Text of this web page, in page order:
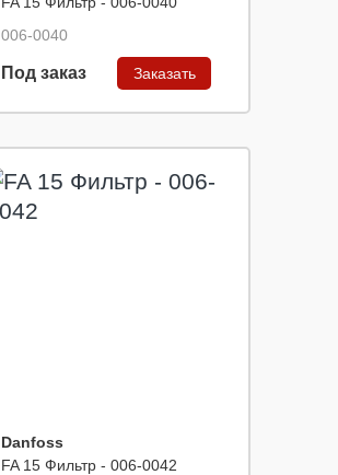
006-0040
Под заказ Заказать
Danfoss
FA 15 Фильтр - 006-0042